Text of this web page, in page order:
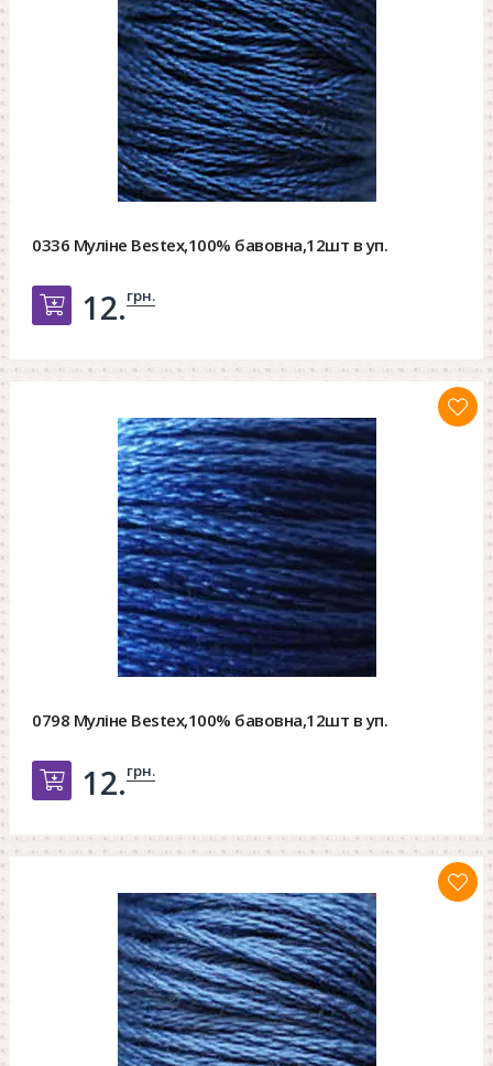
0336 Муліне Bestex,100% бавовна,12шт в уп.
Добавить в корзину
12.грн.
0798 Муліне Bestex,100% бавовна,12шт в уп.
Добавить в корзину
12.грн.